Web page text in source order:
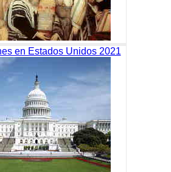
en Estados Unidos 2021